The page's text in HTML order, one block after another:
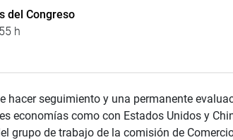
del Congreso
h
hacer seguimiento y una permanente
economías como con Estados Unidos y
grupo de trabajo de la comisión de